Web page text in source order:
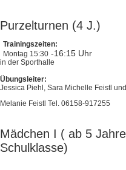
Purzelturnen (4 J.)
Trainingszeiten:
Montag 15:30 -16:15 Uhr
in der Sporthalle
Übungsleiter:
Jessica Piehl, Sara Michelle Feistl
Melanie Feistl Tel. 06158-917255
Mädchen I ( ab 5
Schulklasse)